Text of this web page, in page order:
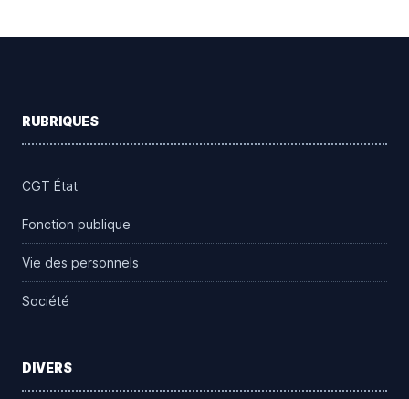
RUBRIQUES
CGT État
Fonction publique
Vie des personnels
Société
DIVERS